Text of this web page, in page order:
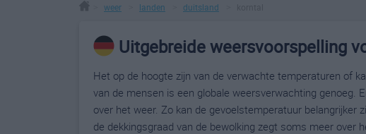
weer landen duitsland
Uitgebreide weersvoorspelling
Het op de hoogte zijn van de verwachte temperaturen of
van de mensen is een globale weersverwachting genoeg.
over het weer. Zo kan de gevoelstemperatuur belangrijker
de dekkingsgraad van de bewolking zegt soms meer over